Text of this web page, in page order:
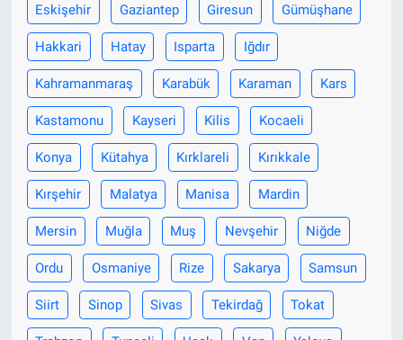
Eskişehir Gaziantep Giresun Gümüşhane
Hakkari Hatay Isparta Iğdır
Kahramanmaraş Karabük Karaman Kars
Kastamonu Kayseri Kilis Kocaeli
Konya Kütahya Kırklareli Kırıkkale
Kırşehir Malatya Manisa Mardin
Mersin Muğla Muş Nevşehir Niğde
Ordu Osmaniye Rize Sakarya Samsun
Siirt Sinop Sivas Tekirdağ Tokat